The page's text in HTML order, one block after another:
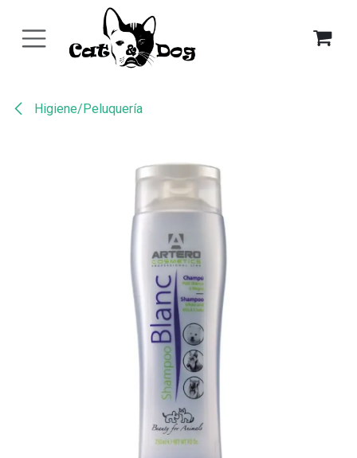
Higiene/Peluquería